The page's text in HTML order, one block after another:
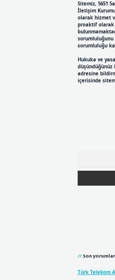
Sitemiz, 5651
İletişim Kurumu
olarak hizmet
proaktif olarak
sorumluluğunu
sorumluluğu
Hukuka ve
düşündüğünüz
adresine
içerisinde
Son yorumlar
Türk Telekom